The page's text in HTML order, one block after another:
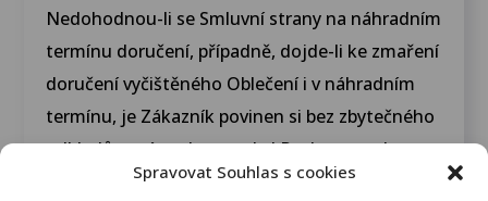
Spravovat Souhlas s cookies
Nedohodnou-li se Smluvní strany na náhradním
termínu doručení, případně, dojde-li ke zmaření
doručení vyčištěného Oblečení i v náhradním
termínu, je Zákazník povinen si bez zbytečného
odkladů poté, co k tomu byl Poskytovatelem
vyzván, vyzvednout vyčištěné Oblečení z